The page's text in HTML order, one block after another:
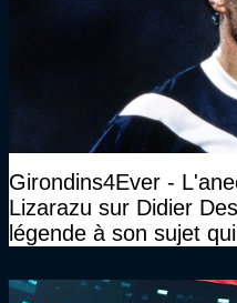
Girondins4Ever -
Lizarazu sur Didier
légende à son sujet